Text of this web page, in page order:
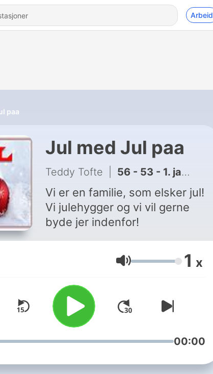
Arbeid
paa
Jul med Jul paa
Teddy Tofte 56 - 53 - 1. januar 2026
Vi er en familie, som elsker jul!
Vi julehygger og vi vil gerne
byde jer indenfor!
Volum 1 x
00:00